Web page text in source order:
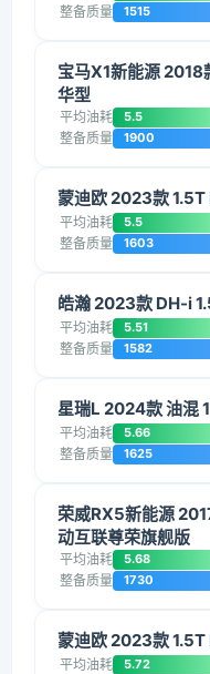
整备质量 1515
宝马X1新能源
华型
平均油耗 5.5
整备质量 1900
蒙迪欧 2023款 1.5T
平均油耗 5.5
整备质量 1603
皓瀚 2023款 DH-i
平均油耗 5.51
整备质量 1582
星瑞L 2024款 油混
平均油耗 5.66
整备质量 1625
荣威RX5新能源
动互联尊荣旗舰版
平均油耗 5.68
整备质量 1730
蒙迪欧 2023款
平均油耗 5.72